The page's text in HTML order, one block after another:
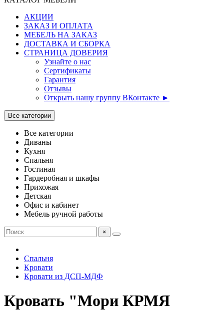
АКЦИИ
ЗАКАЗ И ОПЛАТА
МЕБЕЛЬ НА ЗАКАЗ
ДОСТАВКА И СБОРКА
СТРАНИЦА ДОВЕРИЯ
Узнайте о нас
Сертификаты
Гарантия
Отзывы
Открыть нашу группу ВКонтакте ►
Все категории
Все категории
Диваны
Кухня
Спальня
Гостиная
Гардеробная и шкафы
Прихожая
Детская
Офис и кабинет
Мебель ручной работы
×
Спальня
Кровати
Кровати из ДСП-МДФ
Кровать "Мори КРМЯ